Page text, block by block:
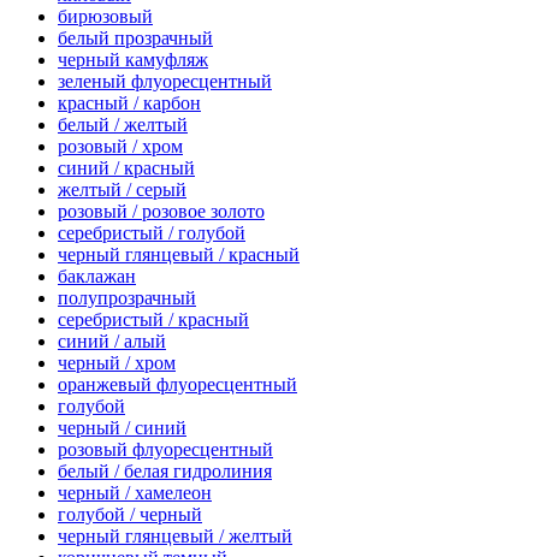
бирюзовый
белый прозрачный
черный камуфляж
зеленый флуоресцентный
красный / карбон
белый / желтый
розовый / хром
синий / красный
желтый / серый
розовый / розовое золото
серебристый / голубой
черный глянцевый / красный
баклажан
полупрозрачный
серебристый / красный
синий / алый
черный / хром
оранжевый флуоресцентный
голубой
черный / синий
розовый флуоресцентный
белый / белая гидролиния
черный / хамелеон
голубой / черный
черный глянцевый / желтый